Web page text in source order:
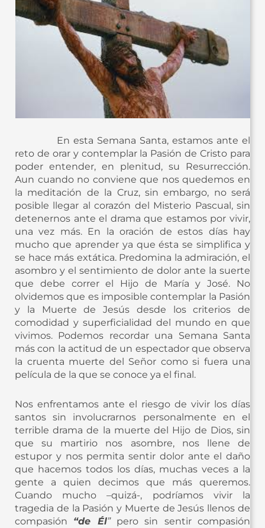
En esta Semana Santa, estamos ante el
reto de orar y contemplar la Pasión de Cristo para
poder entender, en plenitud, su Resurrección.
Aun cuando no conviene que nos quedemos en
la meditación de la Cruz, sin embargo, no será
posible llegar al corazón del Misterio Pascual, sin
detenernos ante el drama que estamos por vivir,
una vez más. En la oración de estos días hay
mucho que aprender ya que ésta se simplifica y
se hace más extática. Predomina la admiración, el
asombro y el sentimiento de dolor ante la suerte
que debe correr el Hijo de María y José. No
olvidemos que es imposible contemplar la Pasión
y la Muerte de Jesús desde los criterios de
comodidad y superficialidad del mundo en que
vivimos. Podemos recordar una Semana Santa
más con la actitud de un espectador que observa
la cruenta muerte del Señor como si fuera una
película de la que se conoce ya el final.
Nos enfrentamos ante el riesgo de vivir los días
santos sin involucrarnos personalmente en el
terrible drama de la muerte del Hijo de Dios, sin
que su martirio nos asombre, nos llene de
estupor y nos permita sentir dolor ante el daño
que hacemos todos los días, muchas veces a la
gente a quien decimos que más queremos.
Cuando mucho –quizá-, podríamos vivir la
tragedia de la Pasión y Muerte de Jesús llenos de
compasión “de Él”pero sin sentir compasión